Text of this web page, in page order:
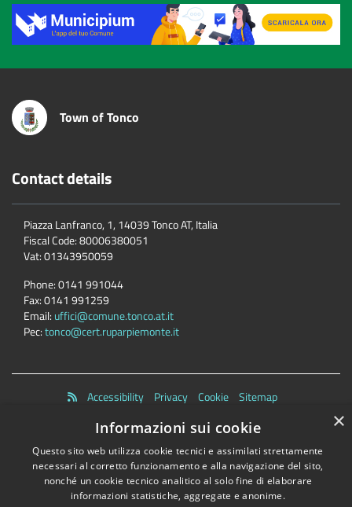
Title
Town of Tonco
Contact details
Piazza Lanfranco, 1, 14039 Tonco AT, Italia
Fiscal Code:80006380051
Vat:01343950059
Phone:0141 991044
Fax:0141 991259
Email: uffici@comune.tonco.at.it
Pec:tonco@cert.ruparpiemonte.it
Accessibility Privacy Cookie
Sitemap
Progetto|Convenzione|Adesioni
•Accesso redazione
×
Informazioni sui cookie
Questo sito web utilizza cookie tecnici e assimilati strettamente
necessari al corretto funzionamento e alla navigazione del sito,
nonché un cookie tecnico analitico al solo fine di elaborare
informazioni statistiche, aggregate e anonime.